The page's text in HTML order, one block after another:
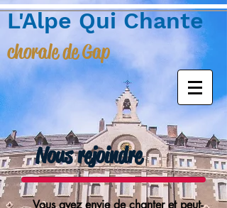
L'Alpe Qui Chante
chorale de Gap
Nous rejoindre
Vous avez envie de chanter et peut-